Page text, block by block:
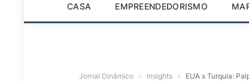
CASA EMPREENDEDORISMO
Jornal Dinâmico » Insights » EUA x Turquia: